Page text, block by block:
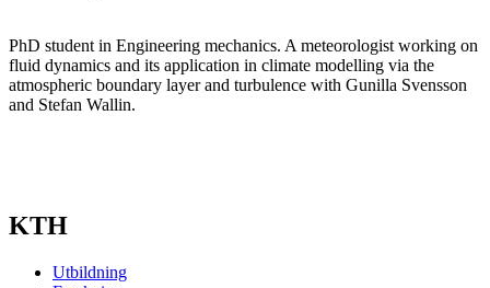
PhD student in Engineering mechanics. A meteorologist working on
fluid dynamics and its application in climate modelling via the
atmospheric boundary layer and turbulence with Gunilla Svensson
and Stefan Wallin.
KTH
Utbildning